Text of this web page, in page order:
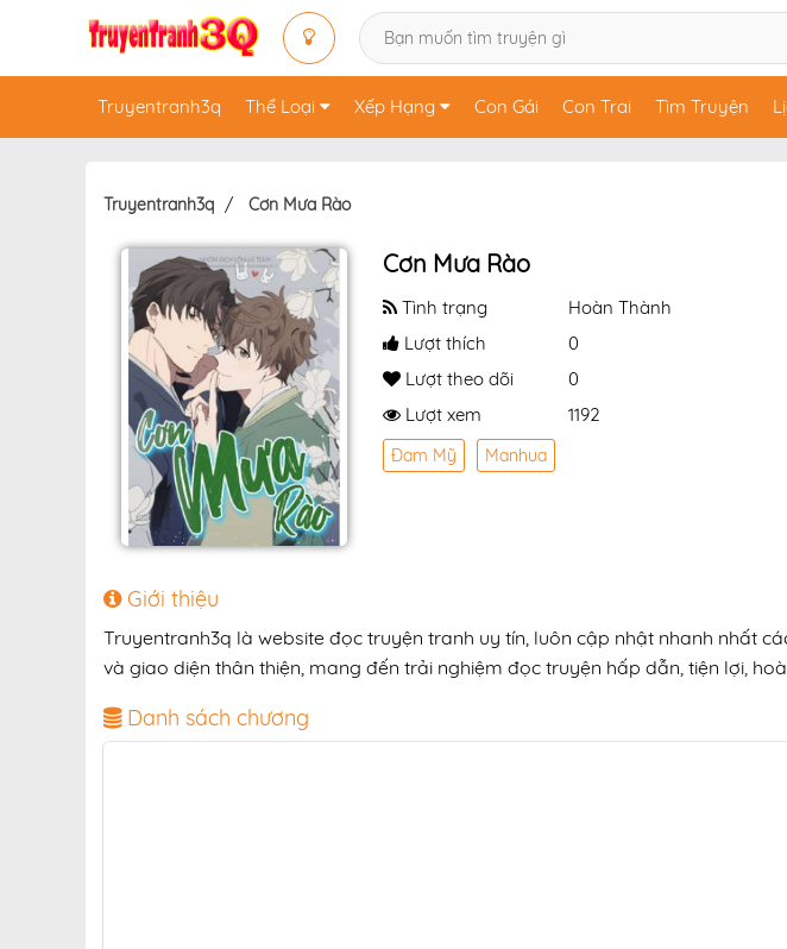
Truyentranh3q Thể Loại Xếp Hạng Con Gái Con Trai Tìm Truyện
Truyentranh3q Cơn Mưa Rào
Cơn Mưa Rào
Tình trạng
Hoàn Thành
Lượt thích
0
Lượt theo dõi
0
Lượt xem
1192
Đam Mỹ Manhua
Giới thiệu
Truyentranh3q là website đọc truyện tranh uy tín, luôn cập nhật nhanh nhất
và giao diện thân thiện, mang đến trải nghiệm đọc truyện hấp dẫn, tiện lợi,
Danh sách chương